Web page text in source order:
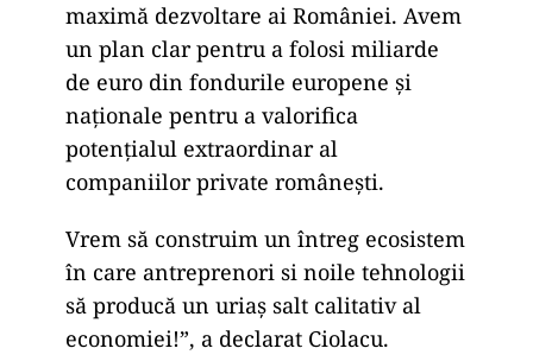
maximă dezvoltare ai României. Avem
un plan clar pentru a folosi miliarde
de euro din fondurile europene şi
naţionale pentru a valorifica
potenţialul extraordinar al
companiilor private româneşti.
Vrem să construim un întreg ecosistem
în care antreprenori si noile tehnologii
să producă un uriaş salt calitativ al
economiei!”, a declarat Ciolacu.